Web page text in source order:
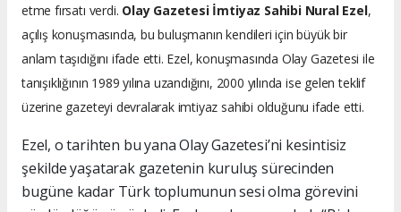
etme fırsatı verdi. Olay Gazetesi İmtiyaz Sahibi Nural Ezel,
açılış konuşmasında, bu buluşmanın kendileri için büyük bir
anlam taşıdığını ifade etti. Ezel, konuşmasında Olay Gazetesi ile
tanışıklığının 1989 yılına uzandığını, 2000 yılında ise gelen teklif
üzerine gazeteyi devralarak imtiyaz sahibi olduğunu ifade etti.
Ezel, o tarihten bu yana Olay Gazetesi’ni kesintisiz
şekilde yaşatarak gazetenin kuruluş sürecinden
bugüne kadar Türk toplumunun sesi olma görevini